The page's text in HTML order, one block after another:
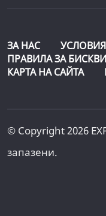
ЗА НАС
ПРАВИЛА ЗА
КАРТА НА САЙТА
© Copyright 2026
запазени.